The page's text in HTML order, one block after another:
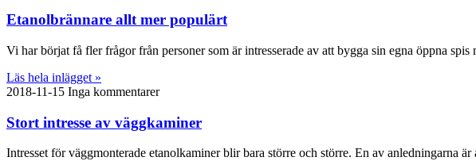
Etanolbrännare allt mer populärt
Vi har börjat få fler frågor från personer som är intresserade av att bygga sin egna öppna
Läs hela inlägget »
2018-11-15 Inga kommentarer
Stort intresse av väggkaminer
Intresset för väggmonterade etanolkaminer blir bara större och större. En av anledningarna